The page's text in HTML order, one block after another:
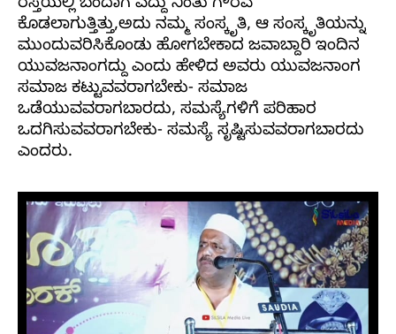
ರಸ್ತೆಯಲ್ಲಿ ಬಂದಾಗ ಎದ್ದು ನಿಂತು ಗೌರವ
ಕೊಡಲಾಗುತ್ತಿತ್ತು,ಅದು ನಮ್ಮ ಸಂಸ್ಕೃತಿ, ಆ ಸಂಸ್ಕೃತಿಯನ್ನು
ಮುಂದುವರಿಸಿಕೊಂಡು ಹೋಗಬೇಕಾದ ಜವಾಬ್ದಾರಿ ಇಂದಿನ
ಯುವಜನಾಂಗದ್ದು ಎಂದು ಹೇಳಿದ ಅವರು ಯುವಜನಾಂಗ
ಸಮಾಜ ಕಟ್ಟುವವರಾಗಬೇಕು- ಸಮಾಜ
ಒಡೆಯುವವರಾಗಬಾರದು, ಸಮಸ್ಯೆಗಳಿಗೆ ಪರಿಹಾರ
ಒದಗಿಸುವವರಾಗಬೇಕು- ಸಮಸ್ಯೆ ಸೃಷ್ಟಿಸುವವರಾಗಬಾರದು
ಎಂದರು.